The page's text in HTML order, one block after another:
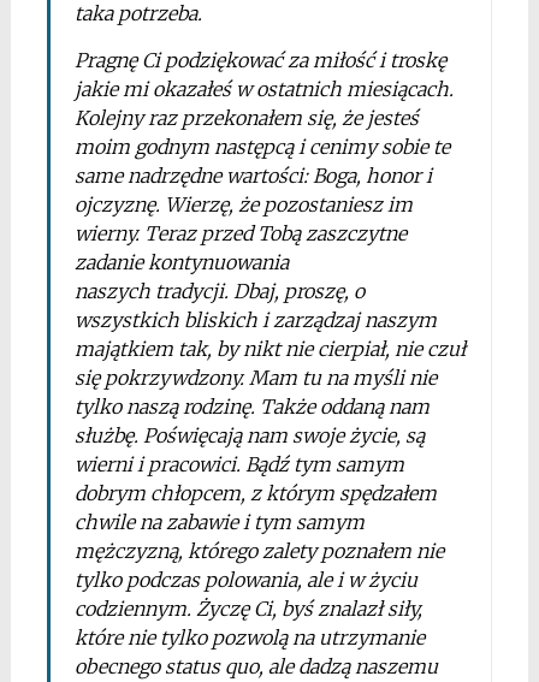
taka potrzeba.
Pragnę Ci podziękować za miłość i troskę
jakie mi okazałeś w ostatnich miesiącach.
Kolejny raz przekonałem się, że jesteś
moim godnym następcą i cenimy sobie te
same nadrzędne wartości: Boga, honor i
ojczyznę. Wierzę, że pozostaniesz im
wierny. Teraz przed Tobą zaszczytne
zadanie kontynuowania
naszych tradycji. Dbaj, proszę, o
wszystkich bliskich i zarządzaj naszym
majątkiem tak, by nikt nie cierpiał, nie czuł
się pokrzywdzony. Mam tu na myśli nie
tylko naszą rodzinę. Także oddaną nam
służbę. Poświęcają nam swoje życie, są
wierni i pracowici. Bądź tym samym
dobrym chłopcem, z którym spędzałem
chwile na zabawie i tym samym
mężczyzną, którego zalety poznałem nie
tylko podczas polowania, ale i w życiu
codziennym. Życzę Ci, byś znalazł siły,
które nie tylko pozwolą na utrzymanie
obecnego status quo, ale dadzą naszemu